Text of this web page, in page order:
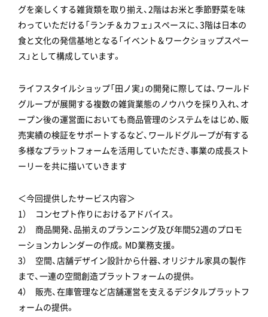
グを楽しくする雑貨類を取り揃え、2階はお米と季節野菜を味
わっていただける「ランチ＆カフェ」スペースに、3階は日本の
食と文化の発信基地となる「イベント＆ワークショップスペー
ス」として構成しています。
ライフスタイルショップ「田ノ実」の開発に際しては、ワールド
グループが展開する複数の雑貨業態のノウハウを採り入れ、オ
ープン後の運営面においても商品管理のシステムをはじめ、販
売実績の検証をサポートするなど、ワールドグループが有する
多様なプラットフォームを活用していただき、事業の成長スト
ーリーを共に描いていきます
＜今回提供したサービス内容＞
1） コンセプト作りにおけるアドバイス。
2） 商品開発、品揃えのプランニング及び年間52週のプロモ
ーションカレンダーの作成。MD業務支援。
3） 空間、店舗デザイン設計から什器、オリジナル家具の製作
まで、一連の空間創造プラットフォームの提供。
4） 販売、在庫管理など店舗運営を支えるデジタルプラットフ
ォームの提供。